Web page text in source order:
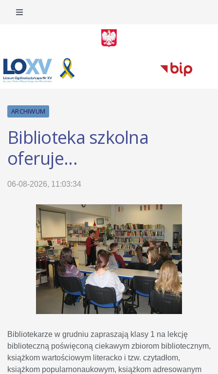
ARCHIWUM
Biblioteka szkolna
oferuje...
06-08-2026, 11:03:34
Bibliotekarze w grudniu zapraszają klasy 1 na lekcję
biblioteczną poświęconą ciekawym zbiorom bibliotecznym,
książkom wartościowym literacko i tzw. czytadłom,
książkom popularnonaukowym, książkom adresowanym